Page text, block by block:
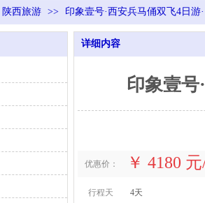
陕西旅游 >> 印象壹号·西安兵马俑双飞4日游
详细内容
印象壹号
优惠价： ￥ 4180
行程天
4天